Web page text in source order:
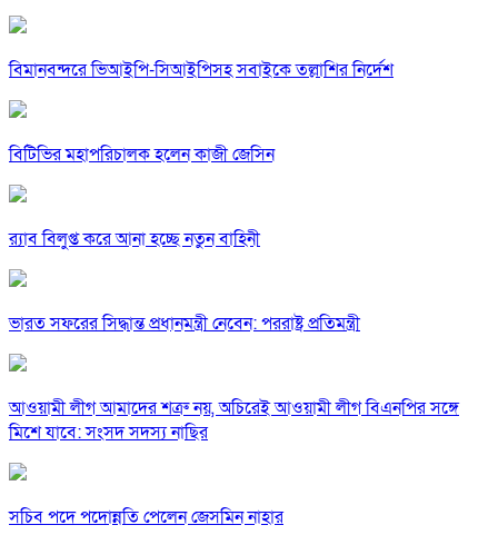
বিমানবন্দরে ভিআইপি-সিআইপিসহ সবাইকে তল্লাশির নির্দেশ
বিটিভির মহাপরিচালক হলেন কাজী জেসিন
র‍্যাব বিলুপ্ত করে আনা হচ্ছে নতুন বাহিনী
ভারত সফরের সিদ্ধান্ত প্রধানমন্ত্রী নেবেন: পররাষ্ট্র প্রতিমন্ত্রী
আওয়ামী লীগ আমাদের শত্রু নয়, অচিরেই আওয়ামী লীগ বিএনপির সঙ্গে
মিশে যাবে: সংসদ সদস্য নাছির
সচিব পদে পদোন্নতি পেলেন জেসমিন নাহার